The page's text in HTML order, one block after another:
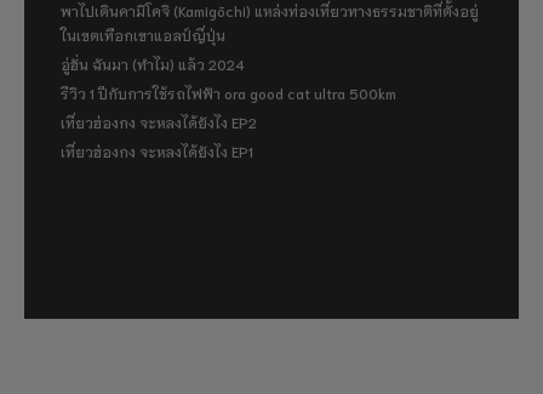
พาไปเดินคามิโคจิ (Kamigōchi) แหล่งท่องเที่ยวทางธรรมชาติที่ตั้งอยู่
ในเขตเทือกเขาแอลป์ญี่ปุ่น
อู่ฮั่น ฉันมา (ทำไม) แล้ว 2024
รีวิว 1 ปีกับการใช้รถไฟฟ้า ora good cat ultra 500km
เที่ยวฮ่องกง จะหลงได้ยังไง EP2
เที่ยวฮ่องกง จะหลงได้ยังไง EP1